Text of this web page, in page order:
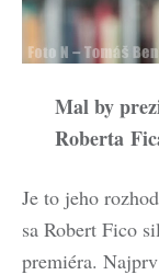
Mal by
Roberta
Je to jeho
sa Robert Fico
premiéra.